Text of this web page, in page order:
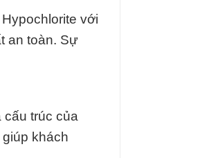
với
an toàn. Sự
cấu trúc của
khách